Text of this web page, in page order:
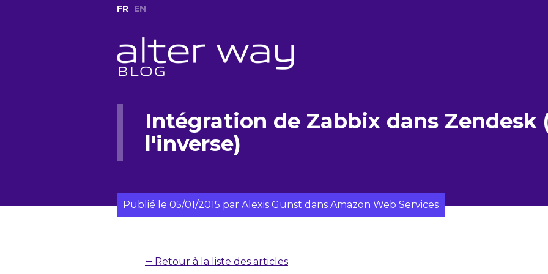
FR EN
Intégration de Zabbix dans Zendesk
l'inverse)
Publié le 05/01/2015 par Alexis Günst dans Amazon Web Services
⭠ Retour à la liste des articles